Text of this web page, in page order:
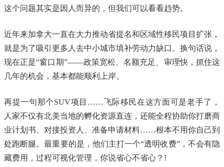
这个问题其实是因人而异的，但我们可以看看趋势。
近年来加拿大一直在大力推动省提名和区域性移民项目扩张，
就是为了吸引更多人去中小城市填补劳动力缺口。换句话说，
现在正是“窗口期”——政策宽松、名额充足、审理快，抓住这
几年的机会，基本都能顺利上岸。
再提一句那个SUV项目……飞际移民在这方面可是老手了，
人家不仅有北美当地的孵化资源直连，还能全程协助你打磨商
业计划书、对接投资人、准备申请材料……根本不用你自己到
处跑断腿。最重要的是，他们主打一个“透明收费”，不会有隐
藏费用，过程可视化管理，你说省心不省心？!